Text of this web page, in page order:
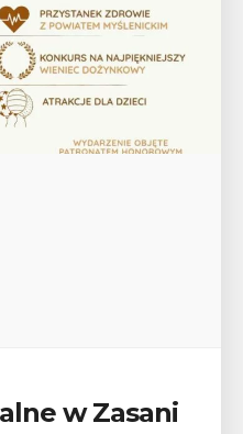
Wykład „Jak